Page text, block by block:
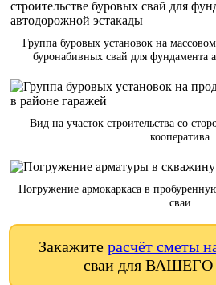
Группа буровых установок на
буронабивных свай для фундамента
Вид на участок строительства со
кооператива
Погружение армокаркаса в
сваи
Закажите расчёт сметы
сваи для ВАШЕГО